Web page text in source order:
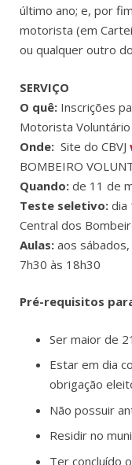
último ano; e, por
motorista (em
ou qualquer outro
SERVIÇO
O quê: Inscrições
Motorista Voluntário
Onde: Site do CBVJ
BOMBEIRO
Quando: de 11 de
Teste seletivo: dia
Central dos
Aulas: aos
7h30 às 18h30
Pré-requisitos
Ser maior de
Estar em dia
obrigação
Não possuir
Residir no
Ter concluído